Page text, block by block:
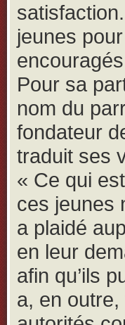
jeunes
Pour sa
nom du
fondateur
traduit ses
« Ce qui
ces jeunes
a plaidé
en leur
afin qu’ils
a, en